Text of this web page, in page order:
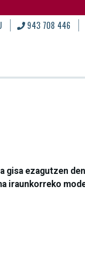
943 708 446
ezagutzen
iraunkorreko